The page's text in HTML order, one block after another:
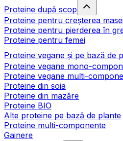
Proteine după scop
Proteine pentru creșterea
Proteine pentru pierderea în
Proteine pentru femei
Proteine vegane și pe bază de
Proteine vegane mono-
Proteine vegane multi-
Proteine din soia
Proteine din mazăre
Proteine BIO
Alte proteine pe bază de plante
Proteine multi-componente
Gainere